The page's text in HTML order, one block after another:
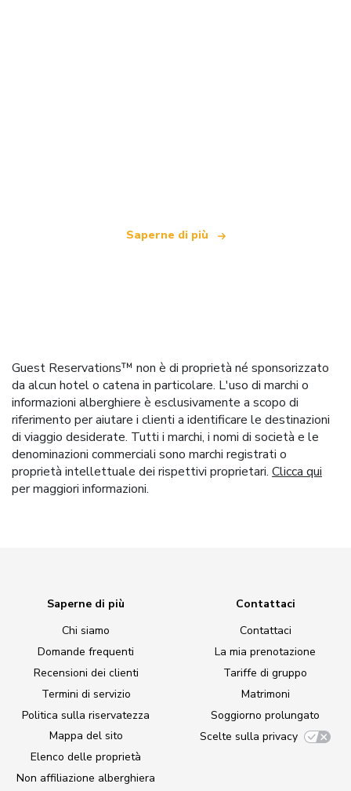
Saperne di più
Guest Reservations™ non è di proprietà né sponsorizzato
da alcun hotel o catena in particolare. L'uso di marchi o
informazioni alberghiere è esclusivamente a scopo di
riferimento per aiutare i clienti a identificare le destinazioni
di viaggio desiderate. Tutti i marchi, i nomi di società e le
denominazioni commerciali sono marchi registrati o
proprietà intellettuale dei rispettivi proprietari. Clicca qui
per maggiori informazioni.
Saperne di più
Chi siamo
Domande frequenti
Recensioni dei clienti
Termini di servizio
Politica sulla riservatezza
Mappa del sito
Elenco delle proprietà
Non affiliazione alberghiera
Contattaci
Contattaci
La mia prenotazione
Tariffe di gruppo
Matrimoni
Soggiorno prolungato
Scelte sulla privacy